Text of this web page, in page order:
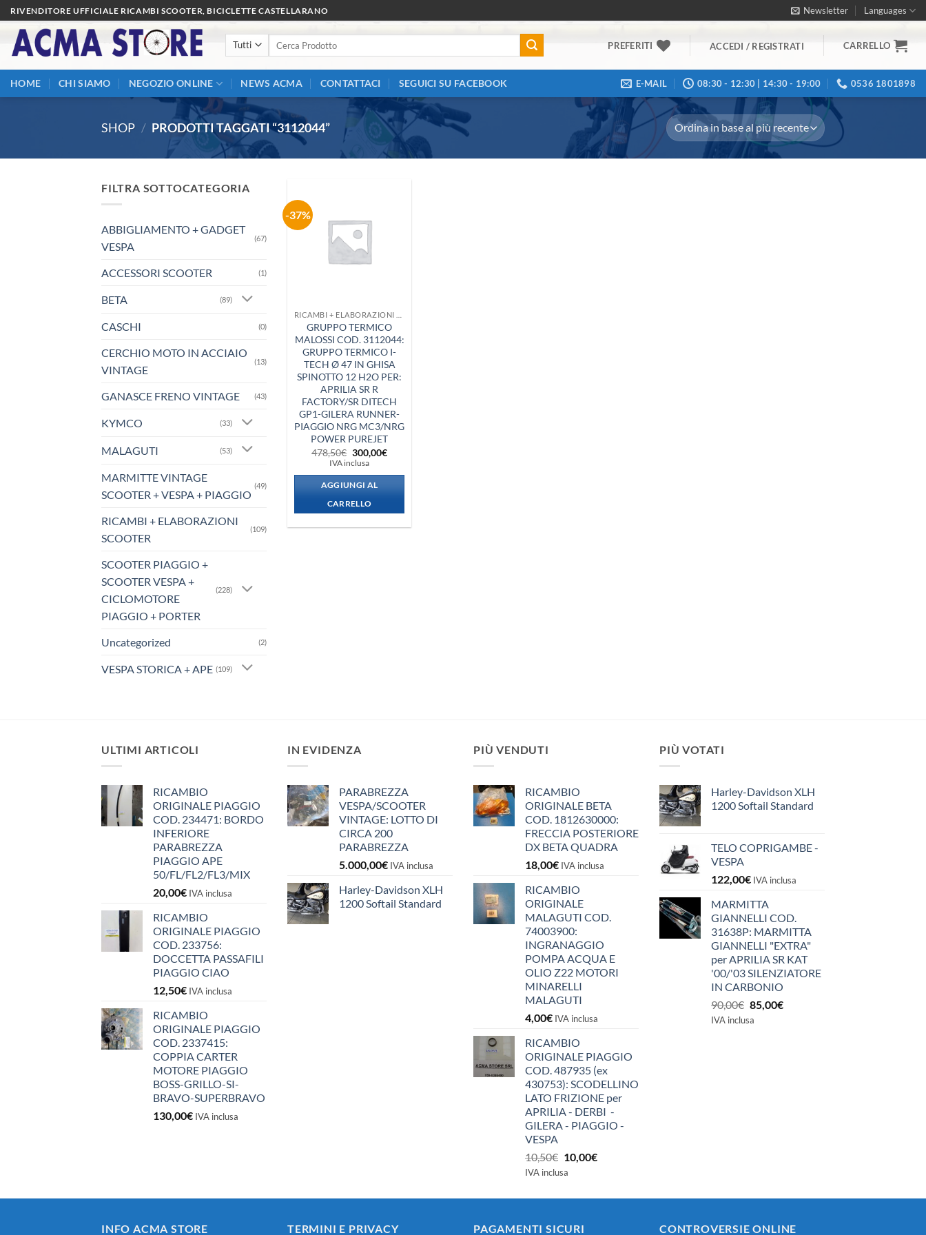
Salta
ai
contenuti
RIVENDITORE UFFICIALE RICAMBI SCOOTER, BICICLETTE CASTELLARANO Newsletter Languages
PREFERITI ACCEDI / REGISTRATI CARRELLO
HOME CHI SIAMO NEGOZIO ONLINE NEWS ACMA CONTATTACI SEGUICI SU FACEBOOK E-MAIL 08:30 - 12:30 | 14:30 - 19:00 0536 1801898
SHOP / PRODOTTI TAGGATI “3112044”
FILTRA SOTTOCATEGORIA
ABBIGLIAMENTO + GADGET
VESPA
(67)
ACCESSORI SCOOTER (1)
BETA (89)
CASCHI (0)
CERCHIO MOTO IN ACCIAIO
VINTAGE
(13)
GANASCE FRENO VINTAGE (43)
KYMCO (33)
MALAGUTI (53)
MARMITTE VINTAGE
SCOOTER + VESPA + PIAGGIO
(49)
RICAMBI + ELABORAZIONI
SCOOTER
(109)
SCOOTER PIAGGIO +
SCOOTER VESPA +
CICLOMOTORE
PIAGGIO + PORTER
(228)
Uncategorized (2)
VESPA STORICA + APE (109)
-37%
GRUPPO TERMICO
MALOSSI COD. 3112044:
GRUPPO TERMICO I-
TECH Ø 47 IN GHISA
SPINOTTO 12 H2O PER:
APRILIA SR R
FACTORY/SR DITECH
GP1-GILERA RUNNER-
PIAGGIO NRG MC3/NRG
POWER PUREJET
478,50€ Il
prezzo
era:
478,50€.
300,00€Il
IVA inclusa
AGGIUNGI AL
CARRELLO
ULTIMI ARTICOLI
RICAMBIO
ORIGINALE PIAGGIO
COD. 234471: BORDO
INFERIORE
PARABREZZA
PIAGGIO APE
50/FL/FL2/FL3/MIX
20,00€ IVA inclusa
RICAMBIO
ORIGINALE PIAGGIO
COD. 233756:
DOCCETTA PASSAFILI
PIAGGIO CIAO
12,50€ IVA inclusa
RICAMBIO
ORIGINALE PIAGGIO
COD. 2337415:
COPPIA CARTER
MOTORE PIAGGIO
BOSS-GRILLO-SI-
BRAVO-SUPERBRAVO
130,00€ IVA inclusa
IN EVIDENZA
PARABREZZA
VESPA/SCOOTER
VINTAGE: LOTTO DI
CIRCA 200
PARABREZZA
5.000,00€ IVA inclusa
Harley-Davidson XLH
1200 Softail Standard
PIÙ VENDUTI
RICAMBIO
ORIGINALE BETA
COD. 1812630000:
FRECCIA POSTERIORE
DX BETA QUADRA
18,00€ IVA inclusa
RICAMBIO
ORIGINALE
MALAGUTI COD.
74003900:
INGRANAGGIO
POMPA ACQUA E
OLIO Z22 MOTORI
MINARELLI
MALAGUTI
4,00€ IVA inclusa
RICAMBIO
ORIGINALE PIAGGIO
COD. 487935 (ex
430753): SCODELLINO
LATO FRIZIONE per
APRILIA - DERBI -
GILERA - PIAGGIO -
VESPA
10,50€ Il
prezzo
era:
10,00€Il
è:
IVA inclusa
PIÙ VOTATI
Harley-Davidson XLH
1200 Softail Standard
TELO COPRIGAMBE -
VESPA
122,00€ IVA inclusa
MARMITTA
GIANNELLI COD.
31638P: MARMITTA
GIANNELLI "EXTRA"
per APRILIA SR KAT
'00/'03 SILENZIATORE
IN CARBONIO
90,00€ Il
prezzo
85,00€Il
IVA inclusa
INFO ACMA STORE TERMINI E PRIVACY PAGAMENTI SICURI CONTROVERSIE ONLINE